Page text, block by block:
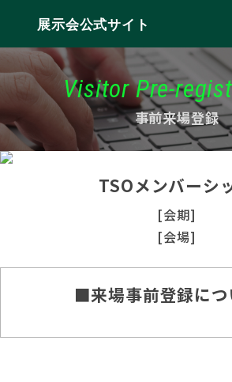
展示会公式サイト
Visitor Pre-
事前来場登録
TSOメンバーシ
[会期]
[会場]
■来場事前登録に